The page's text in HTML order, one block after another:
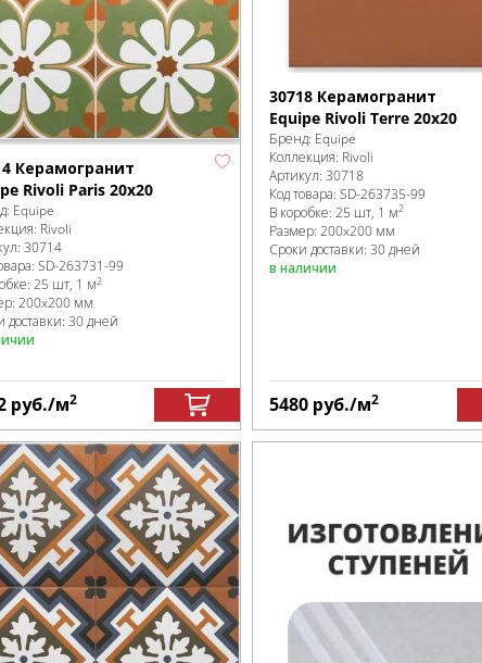
Керамогранит
Rivoli Paris 20x20
Equipe
Rivoli
30714
SD-263731-99
: 25 шт, 1 м2
200x200 мм
доставки: 30 дней
руб./м2
30718 Керамогранит
Equipe Rivoli Terre 20x20
Бренд: Equipe
Коллекция: Rivoli
Артикул:30718
Код товара:SD-263735-99
В коробке:25 шт, 1 м2
Размер:200x200 мм
Сроки доставки: 30 дней
в наличии
5480 руб./м2